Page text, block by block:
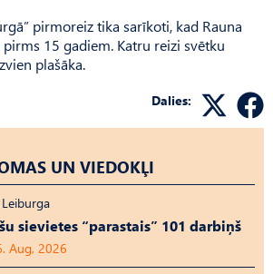
pirmoreiz tika sarīkoti, kad Rauna
15 gadiem. Katru reizi svētku
plašāka.
Dalies:
UN VIEDOKĻI
sievietes “parastais” 101 darbiņš
Aug, 2026